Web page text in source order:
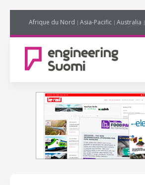
Afrique du Nord Asia-Pacific Australia